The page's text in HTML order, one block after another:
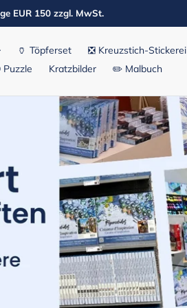
EUR 150 zzgl. MwSt.
🏺 Töpferset
❎ Kreuzstich-Stickerei
Puzzle Kratzbilder ✏️ Malbuch